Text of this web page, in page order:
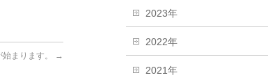
まります。 →
2023年
2022年
2021年